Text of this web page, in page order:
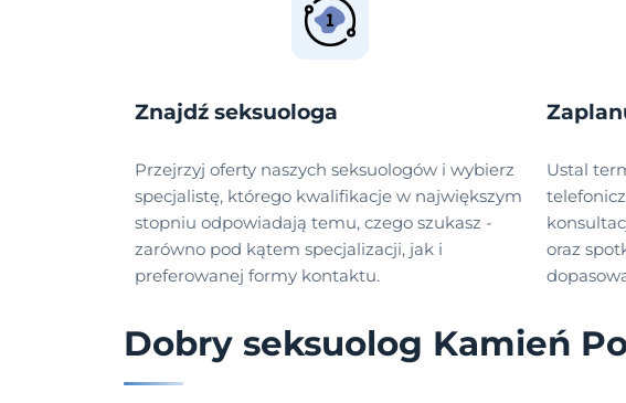
Znajdź seksuologa
Przejrzyj oferty naszych seksuologów i wybierz
specjalistę, którego kwalifikacje w największym
stopniu odpowiadają temu, czego szukasz -
zarówno pod kątem specjalizacji, jak i
preferowanej formy kontaktu.
Ustal
oraz
Dobry seksuolog Kamień